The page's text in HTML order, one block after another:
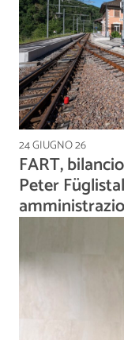
24 GIUGNO 26
FART,
Peter